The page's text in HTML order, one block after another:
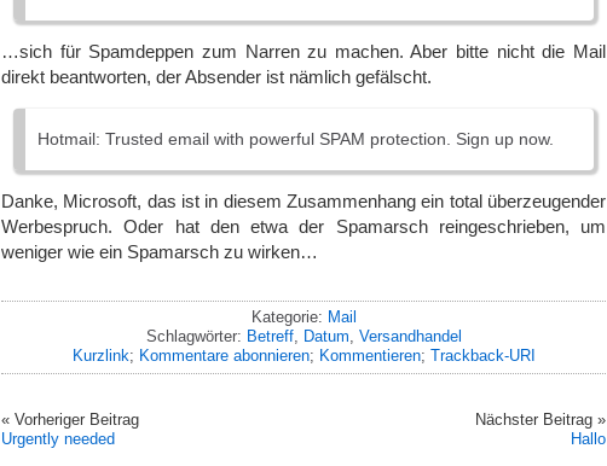
…sich für Spamdeppen zum Narren zu machen. Aber bitte nicht die Mail
direkt beantworten, der Absender ist nämlich gefälscht.
Hotmail: Trusted email with powerful SPAM protection. Sign up now.
Danke, Microsoft, das ist in diesem Zusammenhang ein total überzeugender
Werbespruch. Oder hat den etwa der Spamarsch reingeschrieben, um
weniger wie ein Spamarsch zu wirken…
Kategorie: Mail
Schlagwörter: Betreff, Datum Versandhandel
Kurzlink; Kommentare abonnieren; Kommentieren; Trackback-URI
« Vorheriger Beitrag
Urgently needed
Nächster Beitrag »
Hallo